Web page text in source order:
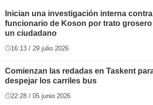
Inician una investigación interna
funcionario de Koson por trato grosero
un ciudadano
16:13 / 29 julio 2026
Comienzan las redadas en Taskent
despejar los carriles bus
22:28 / 05 junio 2026